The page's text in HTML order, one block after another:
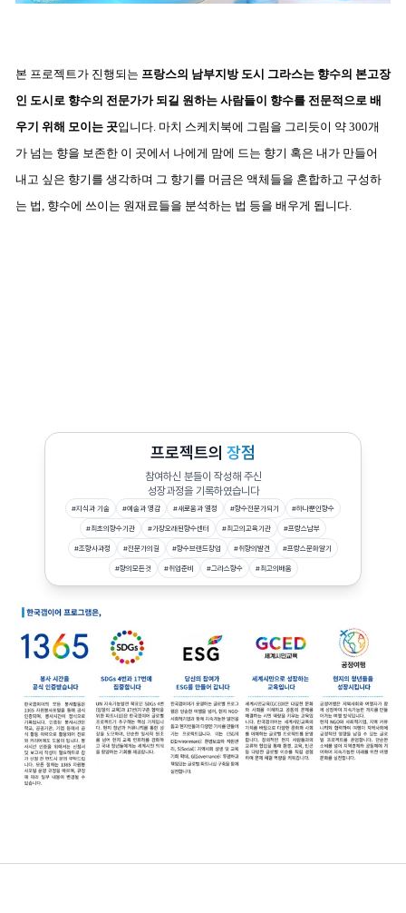
본 프로젝트가 진행되는 프랑스의 남부지방 도시 그라스는 향수의 본고장
인 도시로 향수의 전문가가 되길 원하는 사람들이 향수를 전문적으로 배
우기 위해 모이는 곳입니다. 마치 스케치북에 그림을 그리듯이 약 300개
가 넘는 향을 보존한 이 곳에서 나에게 맘에 드는 향기 혹은 내가 만들어
내고 싶은 향기를 생각하며 그 향기를 머금은 액체들을 혼합하고 구성하
는 법, 향수에 쓰이는 원재료들을 분석하는 법 등을 배우게 됩니다.
프로젝트의 장점
참여하신 분들이 작성해 주신
성장과정을 기록하였습니다
#지식과 기술 #예술과 영감 #새로움과 열정 #향수전문가되기 #하나뿐인향수
#최초의향수기관 #가장오래된향수센터 #최고의교육기관 #프랑스남부
#조향사과정 #전문가의길 #향수브랜드창업 #취향의발견 #프랑스문화알기
#향의모든것 #취업준비 #그라스향수 #최고의배움